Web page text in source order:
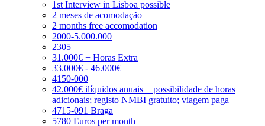
1st Interview in Lisboa possible
2 meses de acomodação
2 months free accomodation
2000-5.000.000
2305
31.000€ + Horas Extra
33.000€ - 46.000€
4150-000
42.000€ ilíquidos anuais + possibilidade de horas
adicionais; registo NMBI gratuito; viagem paga
4715-091 Braga
5780 Euros per month